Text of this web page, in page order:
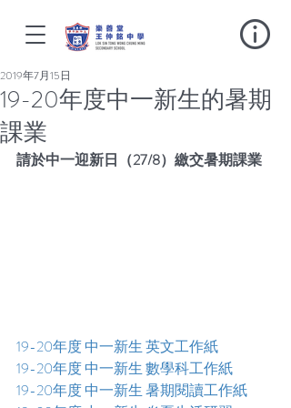
19-20年度中一新生的暑期
課業
2019年7月15日
請於中一迎新日（27/8）繳交暑期課業
19-20年度 中一新生 英文工作紙
19-20年度 中一新生 數學科工作紙
19-20年度 中一新生 暑期閱讀工作紙